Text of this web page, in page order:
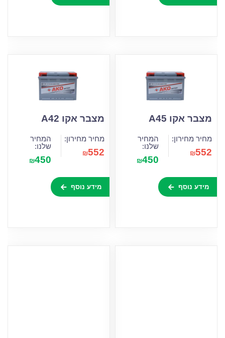
מצבר אקו A45
מחיר מחירון:
₪552
המחיר
שלנו:
₪450
מידע נוסף
מצבר אקו A42
מחיר מחירון:
₪552
המחיר
שלנו:
₪450
מידע נוסף